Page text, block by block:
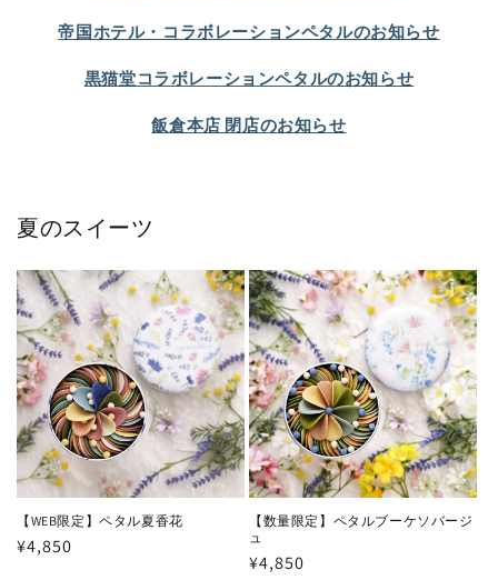
帝国ホテル・コラボレーションペタルのお知らせ
黒猫堂コラボレーションペタルのお知らせ
飯倉本店 閉店のお知らせ
夏のスイーツ
【WEB限定】ペタル夏香花
通
¥4,850
【数量限定】ペタルブーケソバージ
ュ
通
¥4,850